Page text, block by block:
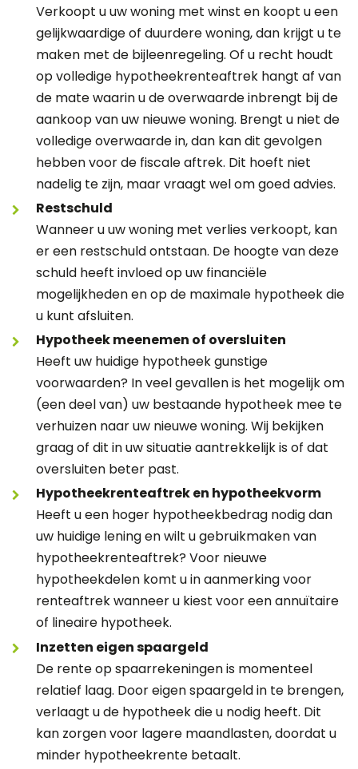
Verkoopt u uw woning met winst en koopt u een
gelijkwaardige of duurdere woning, dan krijgt u te
maken met de bijleenregeling. Of u recht houdt
op volledige hypotheekrenteaftrek hangt af van
de mate waarin u de overwaarde inbrengt bij de
aankoop van uw nieuwe woning. Brengt u niet de
volledige overwaarde in, dan kan dit gevolgen
hebben voor de fiscale aftrek. Dit hoeft niet
nadelig te zijn, maar vraagt wel om goed advies.
Restschuld
Wanneer u uw woning met verlies verkoopt, kan
er een restschuld ontstaan. De hoogte van deze
schuld heeft invloed op uw financiële
mogelijkheden en op de maximale hypotheek die
u kunt afsluiten.
Hypotheek meenemen of oversluiten
Heeft uw huidige hypotheek gunstige
voorwaarden? In veel gevallen is het mogelijk om
(een deel van) uw bestaande hypotheek mee te
verhuizen naar uw nieuwe woning. Wij bekijken
graag of dit in uw situatie aantrekkelijk is of dat
oversluiten beter past.
Hypotheekrenteaftrek en hypotheekvorm
Heeft u een hoger hypotheekbedrag nodig dan
uw huidige lening en wilt u gebruikmaken van
hypotheekrenteaftrek? Voor nieuwe
hypotheekdelen komt u in aanmerking voor
renteaftrek wanneer u kiest voor een annuïtaire
of lineaire hypotheek.
Inzetten eigen spaargeld
De rente op spaarrekeningen is momenteel
relatief laag. Door eigen spaargeld in te brengen,
verlaagt u de hypotheek die u nodig heeft. Dit
kan zorgen voor lagere maandlasten, doordat u
minder hypotheekrente betaalt.